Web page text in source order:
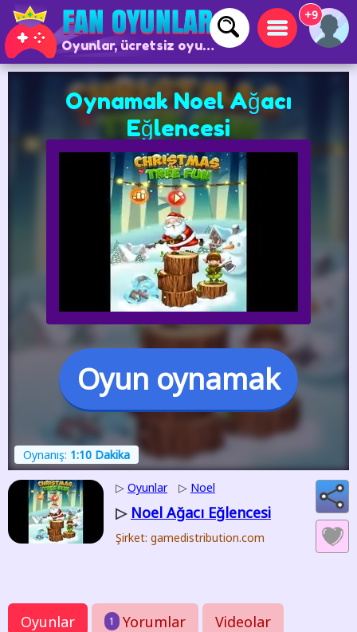
Oyunlar, ücretsiz oyunlar ve çevrimiçi oyunlar
+9
Oynamak Noel Ağacı
Eğlencesi
Oyun oynamak
Oynanış: 1:10 Dakika
▷ Oyunlar ▷ Noel
▷ Noel Ağacı Eğlencesi
Şirket: gamedistribution.com
Oyunlar 1 Yorumlar Videolar